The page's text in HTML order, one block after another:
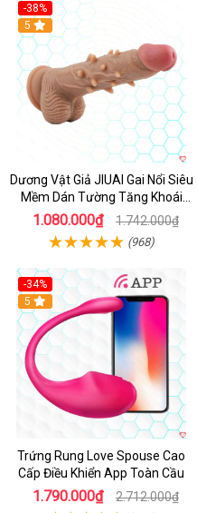
-38%
5
Dương Vật Giả JIUAI Gai Nổi Siêu
Mềm Dán Tường Tăng Khoái
Cảm
1.080.000₫ 1.742.000₫
(968)
-34%
5
Trứng Rung Love Spouse Cao
Cấp Điều Khiển App Toàn Cầu
1.790.000₫ 2.712.000₫